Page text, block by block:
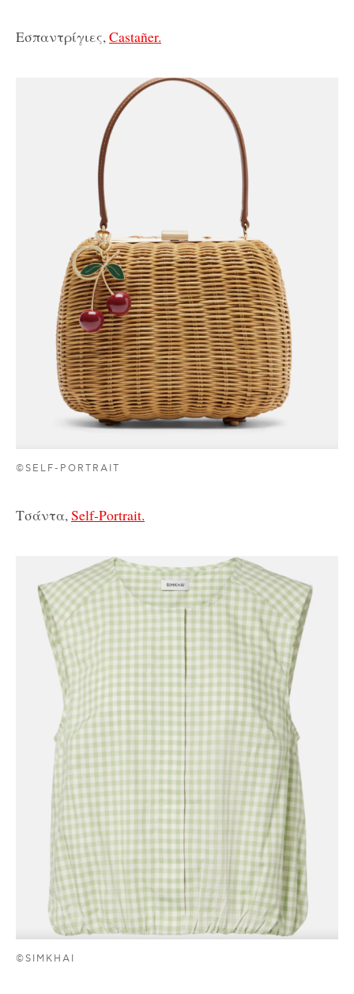
Εσπαντρίγιες,Castañer.
©SELF-PORTRAIT
Τσάντα,Self-Portrait.
©SIMKHAI